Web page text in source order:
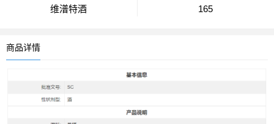
维潽特酒
165
商品详情